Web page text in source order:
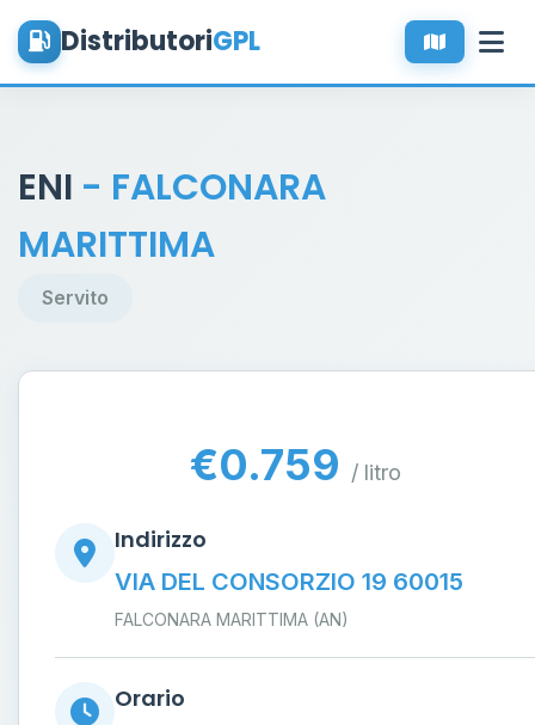
DistributoriGPL
ENI - FALCONARA
MARITTIMA
Servito
€0.759 / litro
Indirizzo
VIA DEL CONSORZIO 19 60015
FALCONARA MARITTIMA (AN)
Orario